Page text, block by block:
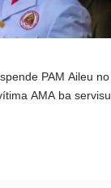
PAM Aileu no
AMA ba servisu